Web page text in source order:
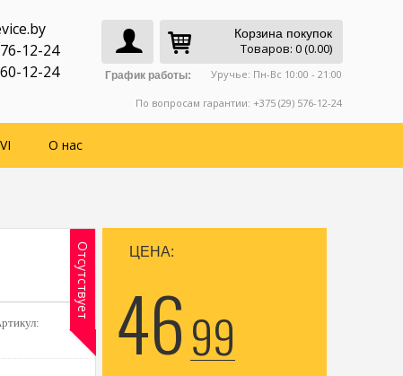
Корзина покупок
Товаров: 0 (0.00)
График работы: Уручье: Пн-Вс 10:00 - 21:00
По вопросам гарантии: +375 (29) 576-12-24
12-24
12-24
О нас
Отсутствует ЦЕНА:
4699